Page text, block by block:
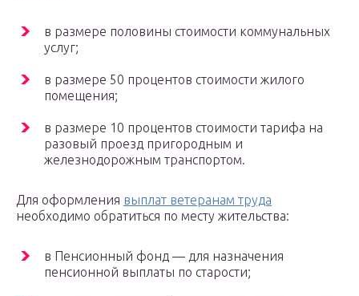
в размере половины стоимости коммунальных
услуг;
в размере 50 процентов стоимости жилого
помещения;
в размере 10 процентов стоимости тарифа на
разовый проезд пригородным и
железнодорожным транспортом.
Для оформления выплат ветеранам труда
необходимо обратиться по месту жительства:
в Пенсионный фонд — для назначения
пенсионной выплаты по старости;